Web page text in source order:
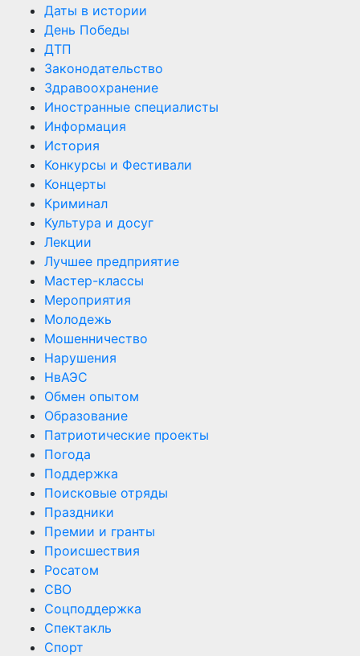
Даты в истории
День Победы
ДТП
Законодательство
Здравоохранение
Иностранные специалисты
Информация
История
Конкурсы и Фестивали
Концерты
Криминал
Культура и досуг
Лекции
Лучшее предприятие
Мастер-классы
Мероприятия
Молодежь
Мошенничество
Нарушения
НвАЭС
Обмен опытом
Образование
Патриотические проекты
Погода
Поддержка
Поисковые отряды
Праздники
Премии и гранты
Происшествия
Росатом
СВО
Соцподдержка
Спектакль
Спорт